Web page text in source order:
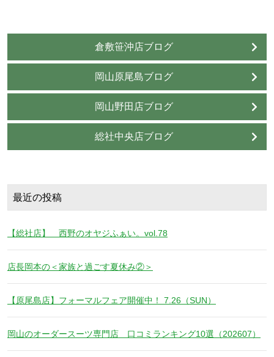
倉敷笹沖店ブログ
岡山原尾島ブログ
岡山野田店ブログ
総社中央店ブログ
最近の投稿
【総社店】 西野のオヤジふぁい。vol.78
店長岡本の＜家族と過ごす夏休み②＞
【原尾島店】フォーマルフェア開催中！ 7.26（SUN）
岡山のオーダースーツ専門店 口コミランキング10選（202607）